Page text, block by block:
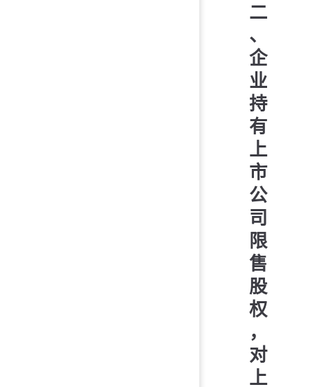
二
、
企
业
持
有
上
市
公
司
限
售
股
权
，
对
上